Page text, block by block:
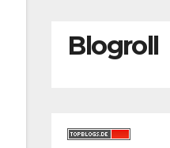
Blogroll